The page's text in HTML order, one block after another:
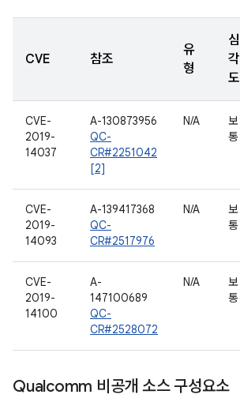
CVE 참조
유
형
심
각
도
CVE-
2019-
14037
A-130873956
QC-
CR#2251042
[2]
N/A
보
통
CVE-
2019-
14093
A-139417368
QC-
CR#2517976
N/A
보
통
CVE-
2019-
14100
A-
147100689
QC-
CR#2528072
N/A
보
통
Qualcomm 비공개 소스 구성요소